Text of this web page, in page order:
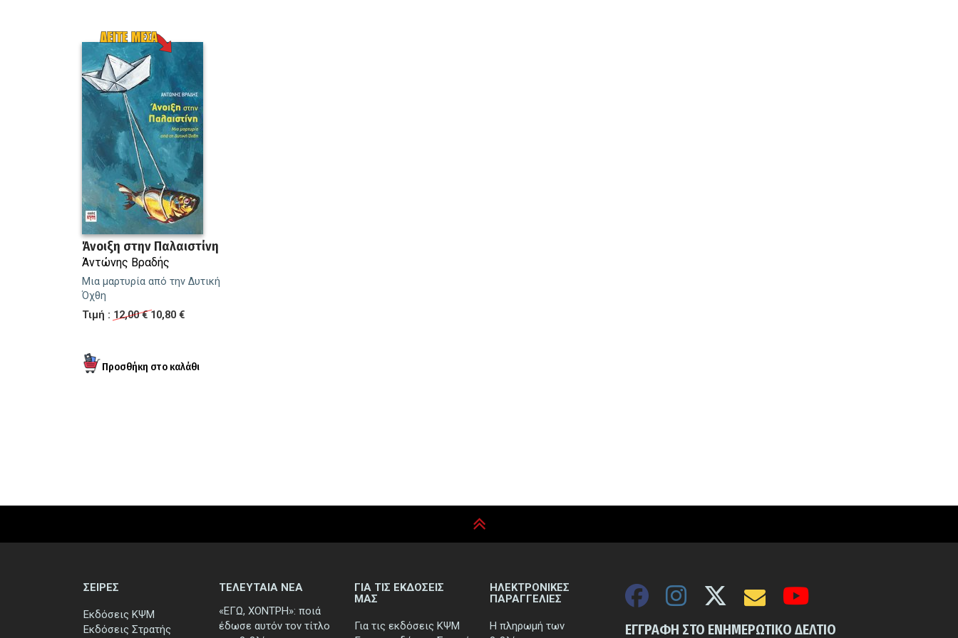
Άνοιξη στην Παλαιστίνη
Άντώνης Βραδής
Μια μαρτυρία από την Δυτική
Όχθη
Τιμή : 12,00 €10,80 €
ΣΕΙΡΕΣ
Εκδόσεις ΚΨΜ
Εκδόσεις Στρατής
ΤΕΛΕΥΤΑΙΑ ΝΕΑ
«ΕΓΩ, ΧΟΝΤΡΗ»: ποιά
έδωσε αυτόν τον τίτλο
ΓΙΑ ΤΙΣ ΕΚΔΟΣΕΙΣ
ΜΑΣ
Για τις εκδόσεις ΚΨΜ
ΗΛΕΚΤΡΟΝΙΚΕΣ
ΠΑΡΑΓΓΕΛΙΕΣ
Η πληρωμή των
ΕΓΓΡΑΦΗ ΣΤΟ ΕΝΗΜΕΡΩΤΙΚΟ ΔΕΛΤΙΟ